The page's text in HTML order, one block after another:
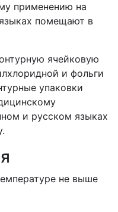
применению на
помещают в
ячейковую
и фольги
упаковки
и русском языках
не выше